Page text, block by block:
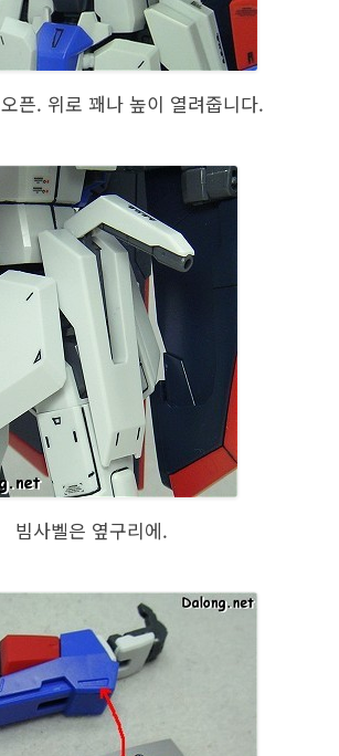
픈. 위로 꽤나 높이 열려줍니다.
빔사벨은 옆구리에.